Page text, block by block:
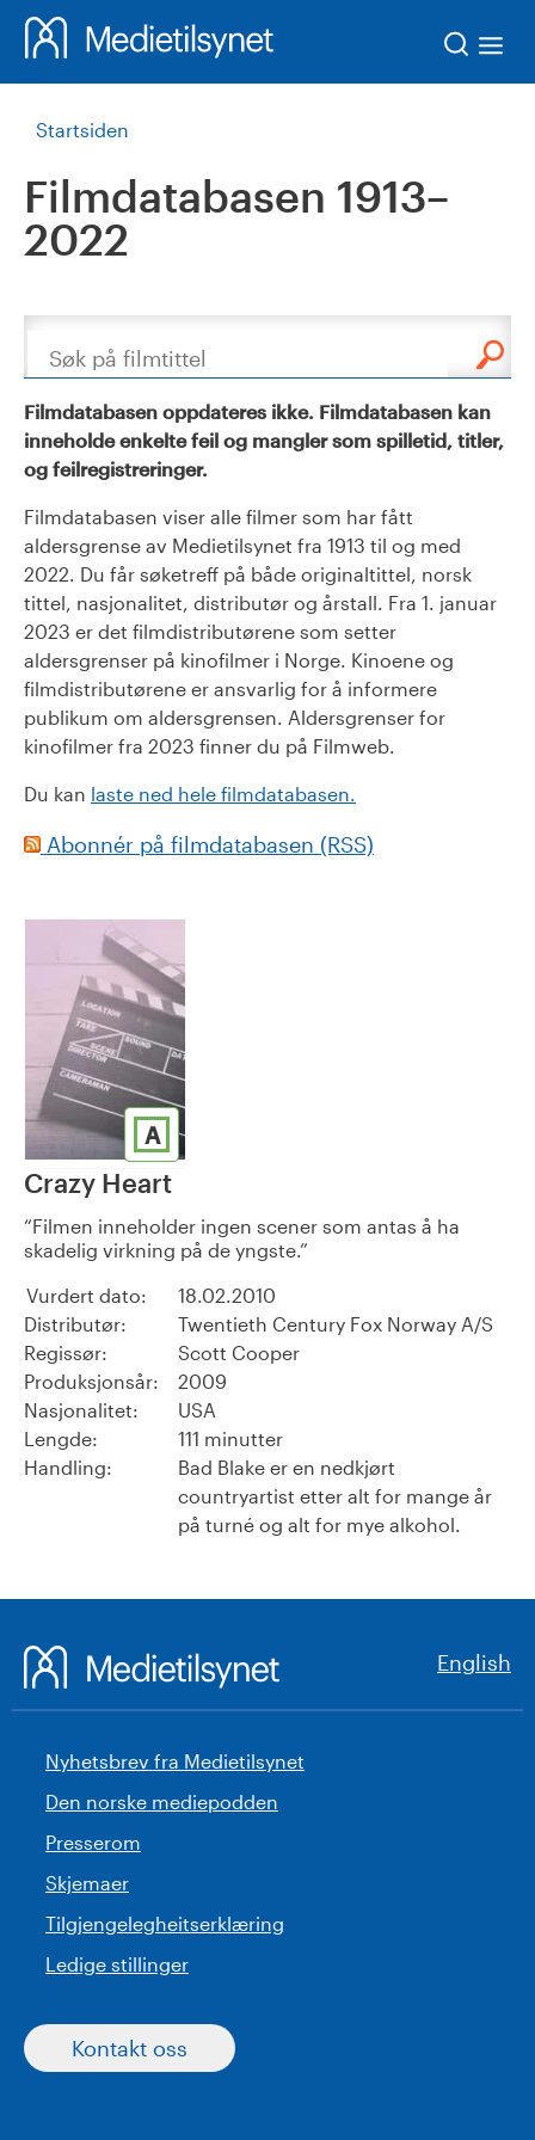
Startsiden
Filmdatabasen 1913–
2022
Søk
Filmdatabasen oppdateres ikke. Filmdatabasen kan
inneholde enkelte feil og mangler som spilletid, titler,
og feilregistreringer.
Filmdatabasen viser alle filmer som har fått
aldersgrense av Medietilsynet fra 1913 til og med
2022. Du får søketreff på både originaltittel, norsk
tittel, nasjonalitet, distributør og årstall. Fra 1. januar
2023 er det filmdistributørene som setter
aldersgrenser på kinofilmer i Norge. Kinoene og
filmdistributørene er ansvarlig for å informere
publikum om aldersgrensen. Aldersgrenser for
kinofilmer fra 2023 finner du på Filmweb.
Du kan laste ned hele filmdatabasen.
Abonnér på filmdatabasen (RSS)
A
Crazy Heart
Filmen inneholder ingen scener som antas å ha
skadelig virkning på de yngste.
Vurdert dato:
18.02.2010
Distributør:
Twentieth Century Fox Norway A/S
Regissør:
Scott Cooper
Produksjonsår:
2009
Nasjonalitet:
USA
Lengde:
111 minutter
Handling:
Bad Blake er en nedkjørt
countryartist etter alt for mange år
på turné og alt for mye alkohol.
English
Nyhetsbrev fra Medietilsynet
Den norske mediepodden
Presserom
Skjemaer
Tilgjengelegheitserklæring
Ledige stillinger
Kontakt oss